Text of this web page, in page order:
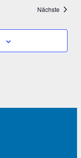
Nächste